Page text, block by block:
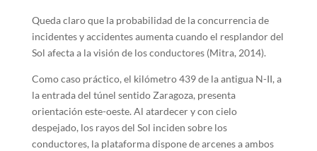
Queda claro que la probabilidad de la concurrencia de
incidentes y accidentes aumenta cuando el resplandor del
Sol afecta a la visión de los conductores (Mitra, 2014).
Como caso práctico, el kilómetro 439 de la antigua N-II, a
la entrada del túnel sentido Zaragoza, presenta
orientación este-oeste. Al atardecer y con cielo
despejado, los rayos del Sol inciden sobre los
conductores, la plataforma dispone de arcenes a ambos